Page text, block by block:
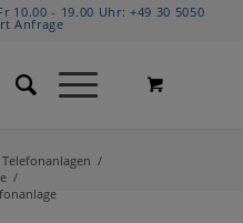
10.00 - 19.00 Uhr:+49 30 5050
Anfrage
Telefonanlagen /
/